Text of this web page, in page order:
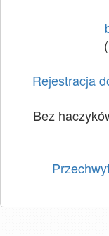
Rejestracja
Bez